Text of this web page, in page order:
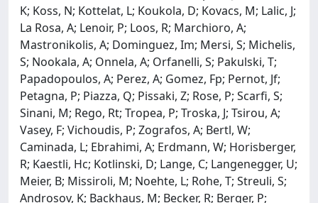
K; Koss, N; Kottelat, L; Koukola, D; Kovacs, M; Lalic, J;
La Rosa, A; Lenoir, P; Loos, R; Marchioro, A;
Mastronikolis, A; Dominguez, Im; Mersi, S; Michelis,
S; Nookala, A; Onnela, A; Orfanelli, S; Pakulski, T;
Papadopoulos, A; Perez, A; Gomez, Fp; Pernot, Jf;
Petagna, P; Piazza, Q; Pissaki, Z; Rose, P; Scarfi, S;
Sinani, M; Rego, Rt; Tropea, P; Troska, J; Tsirou, A;
Vasey, F; Vichoudis, P; Zografos, A; Bertl, W;
Caminada, L; Ebrahimi, A; Erdmann, W; Horisberger,
R; Kaestli, Hc; Kotlinski, D; Lange, C; Langenegger, U;
Meier, B; Missiroli, M; Noehte, L; Rohe, T; Streuli, S;
Androsov, K; Backhaus, M; Becker, R; Berger, P;